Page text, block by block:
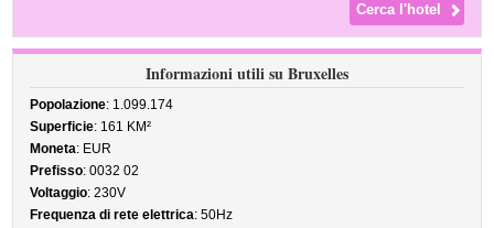
Informazioni utili su Bruxelles
Popolazione: 1.099.174
Superficie: 161 KM²
Moneta: EUR
Prefisso: 0032 02
Voltaggio: 230V
Frequenza di rete elettrica: 50Hz